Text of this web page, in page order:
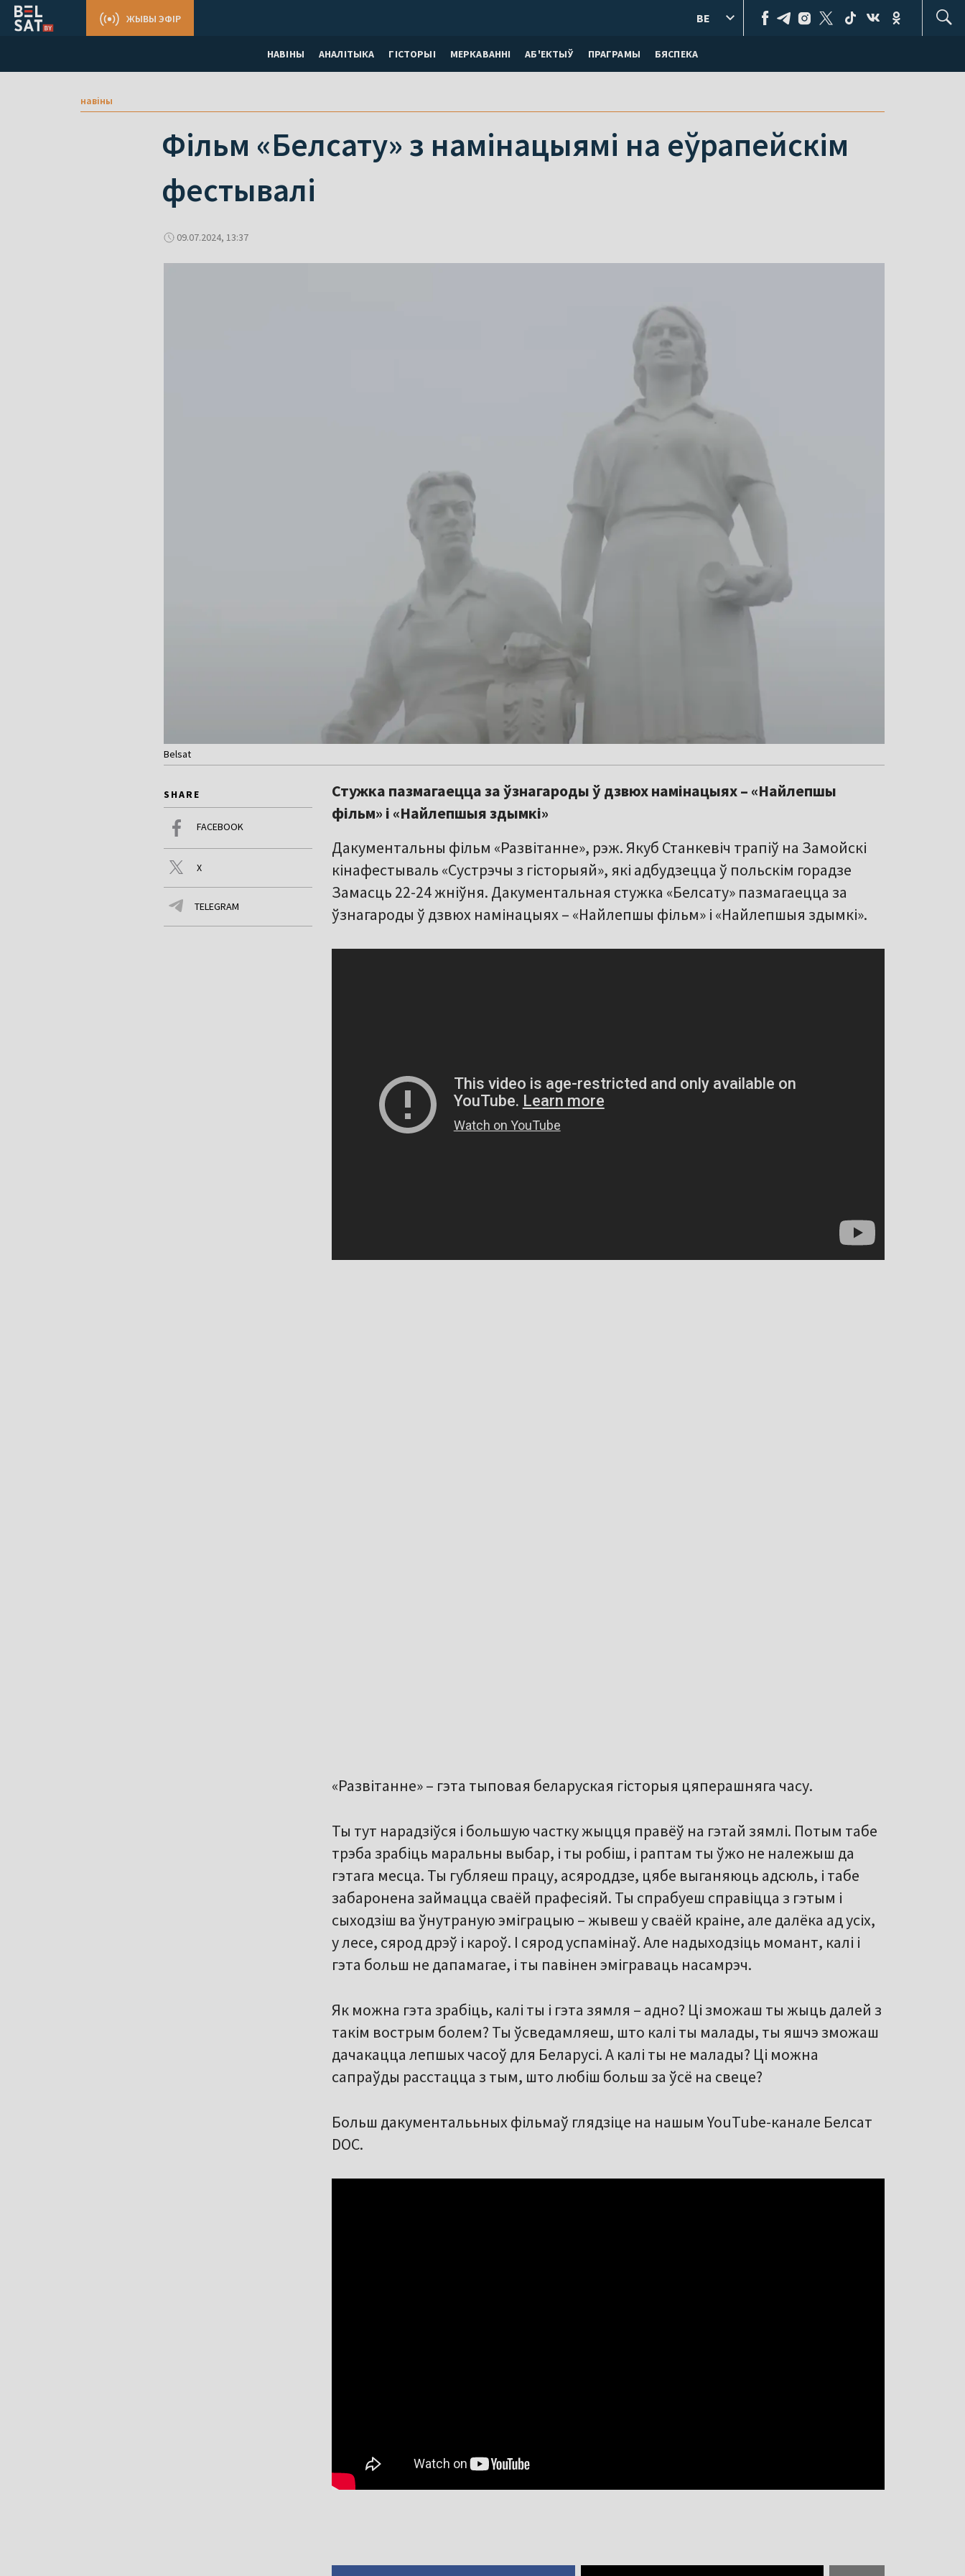
НАВІНЫ АНАЛІТЫКА ГІСТОРЫІ МЕРКАВАННI АБ'ЕКТЫЎ ПРАГРАМЫ БЯСПЕКА
ЖЫВЫ ЭФІР BE
навіны
Фільм «Белсату» з намінацыямі на еўрапейскім
фестывалі
09.07.2024, 13:37
Belsat
SHARE
FACEBOOK
X
TELEGRAM
Стужка пазмагаецца за ўзнагароды ў дзвюх намінацыях – «Найлепшы
фільм» і «Найлепшыя здымкі»
Дакументальны фільм «Развітанне», рэж. Якуб Станкевіч трапіў на Замойскі
кінафестываль «Сустрэчы з гісторыяй», які адбудзецца ў польскім горадзе
Замасць 22-24 жніўня. Дакументальная стужка «Белсату» пазмагаецца за
ўзнагароды ў дзвюх намінацыях – «Найлепшы фільм» і «Найлепшыя здымкі».
«Развітанне» – гэта тыповая беларуская гісторыя цяперашняга часу.
Ты тут нарадзіўся і большую частку жыцця правёў на гэтай зямлі. Потым табе
трэба зрабіць маральны выбар, і ты робіш, і раптам ты ўжо не належыш да
гэтага месца. Ты губляеш працу, асяроддзе, цябе выганяюць адсюль, і табе
забаронена займацца сваёй прафесіяй. Ты спрабуеш справіцца з гэтым і
сыходзіш ва ўнутраную эміграцыю – жывеш у сваёй краіне, але далёка ад усіх,
у лесе, сярод дрэў і кароў. І сярод успамінаў. Але надыходзіць момант, калі і
гэта больш не дапамагае, і ты павінен эміграваць насамрэч.
Як можна гэта зрабіць, калі ты і гэта зямля – адно? Ці зможаш ты жыць далей з
такім вострым болем? Ты ўсведамляеш, што калі ты малады, ты яшчэ зможаш
дачакацца лепшых часоў для Беларусі. А калі ты не малады? Ці можна
сапраўды расстацца з тым, што любіш больш за ўсё на свеце?
Больш дакументалььных фільмаў глядзіце на нашым YouTube-канале Белсат
DOC.